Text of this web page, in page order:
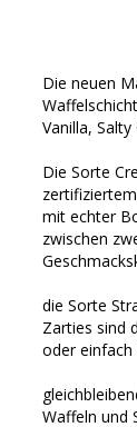
Die neuen
Vanilla,
Die Sorte
mit echter
zwischen
die Sorte
Zarties sind
oder
Waffeln und